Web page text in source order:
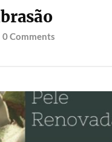
0 Comments